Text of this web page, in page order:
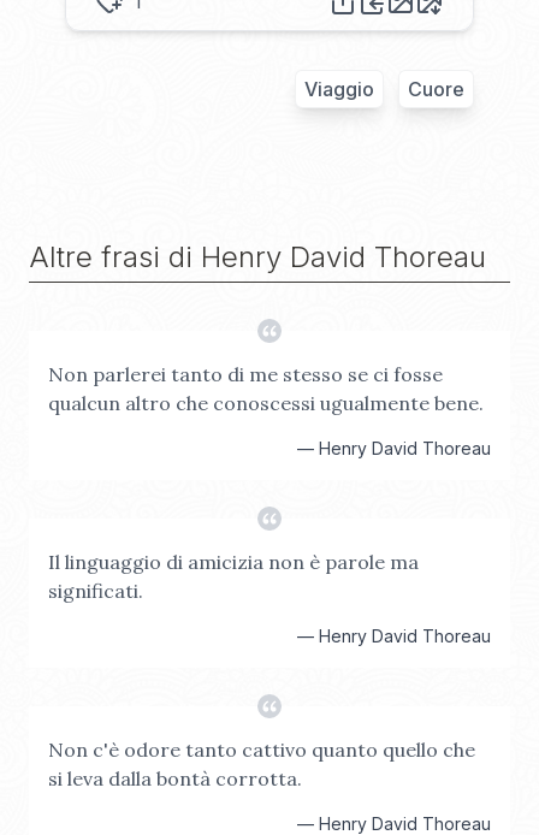
Viaggio Cuore
Altre frasi di Henry David Thoreau
Non parlerei tanto di me stesso se ci fosse
qualcun altro che conoscessi ugualmente bene.
— Henry David Thoreau
Il linguaggio di amicizia non è parole ma
significati.
— Henry David Thoreau
Non c'è odore tanto cattivo quanto quello che
si leva dalla bontà corrotta.
— Henry David Thoreau